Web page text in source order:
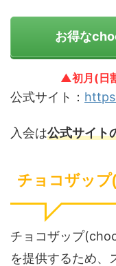
お得な
▲初月(日
公式サイト：
入会は公式サイト
チョコザッ
チョコザップ
を提供するため、